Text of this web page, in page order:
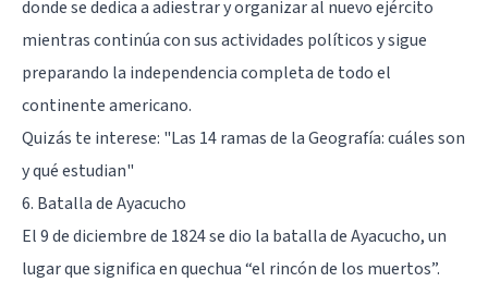
donde se dedica a adiestrar y organizar al nuevo ejército
mientras continúa con sus actividades políticos y sigue
preparando la independencia completa de todo el
continente americano.
Quizás te interese: "Las 14 ramas de la Geografía: cuáles son
y qué estudian"
6. Batalla de Ayacucho
El 9 de diciembre de 1824 se dio la batalla de Ayacucho, un
lugar que significa en quechua “el rincón de los muertos”.